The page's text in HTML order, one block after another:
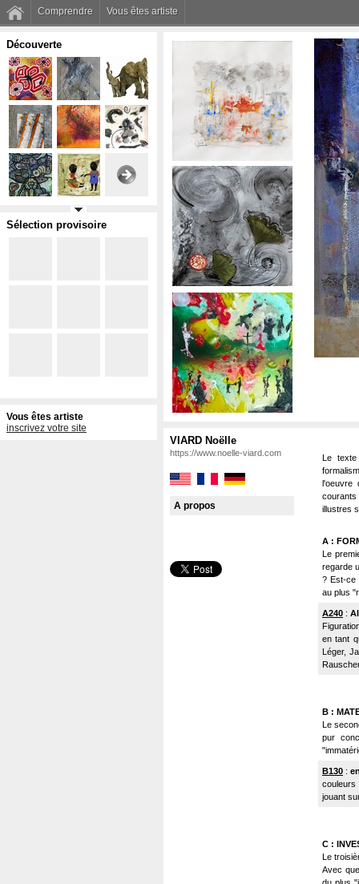
Comprendre Vous êtes artiste
Découverte
Sélection provisoire
Vous êtes artiste
inscrivez votre site
VIARD Noëlle
https://www.noelle-viard.com
A propos
Le
l'oeuvre
illustres
A :
Le
regarde
? Est-ce
au plus
A240 :
en tant
Léger,
B :
Le
pur
B130 :
couleurs
jouant
C :
Le
Avec